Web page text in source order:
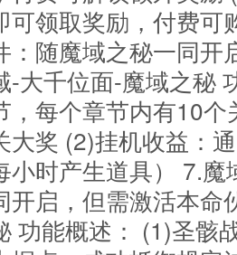
可领取奖励，付费
：随魔域之秘一同
-大千位面-魔域之秘
，每个章节内有10
大奖 (2)挂机收益：
小时产生道具） 7.
开启，但需激活本
功能概述： (1)圣骸